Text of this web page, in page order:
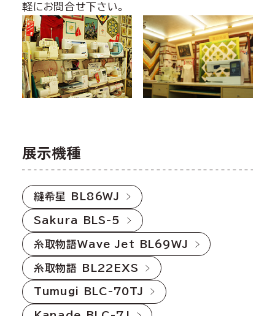
軽にお問合せ下さい。
展示機種
縫希星 BL86WJ
Sakura BLS-5
糸取物語Wave Jet BL69WJ
糸取物語 BL22EXS
Tumugi BLC-70TJ